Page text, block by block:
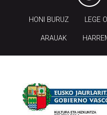
HONI BURUZ LEGE
ARAUAK